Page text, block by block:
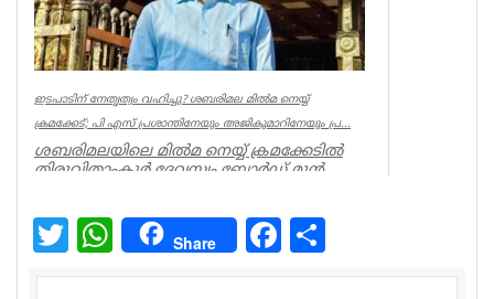
ഇടപാടിന് നേതൃത്വം വഹിച്ചു? ശബരിമല മില്‍മ നെയ്യ്
ക്രമക്കേട്; പി എസ് പ്രശാന്തിനേയും അജികുമാറിനേയും പ്ര...
ശബരിമലയിലെ മില്‍മ നെയ്യ് ക്രമക്കേടില്‍
തിരുവിതാംകൂര്‍ ദേവസ്വം ബോര്‍ഡ് മുന്‍
Kerala
Twitter WhatsAppShare Facebook